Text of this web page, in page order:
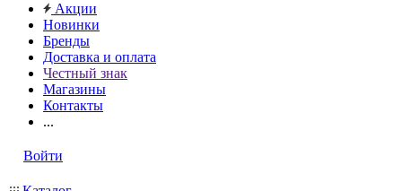
Акции
Новинки
Бренды
Доставка и оплата
Честный знак
Магазины
Контакты
...
Войти